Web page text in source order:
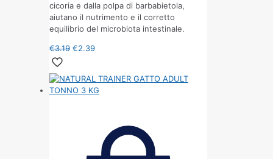
cicoria e dalla polpa di barbabietola,
aiutano il nutrimento e il corretto
equilibrio del microbiota intestinale.
€3.19 €2.39